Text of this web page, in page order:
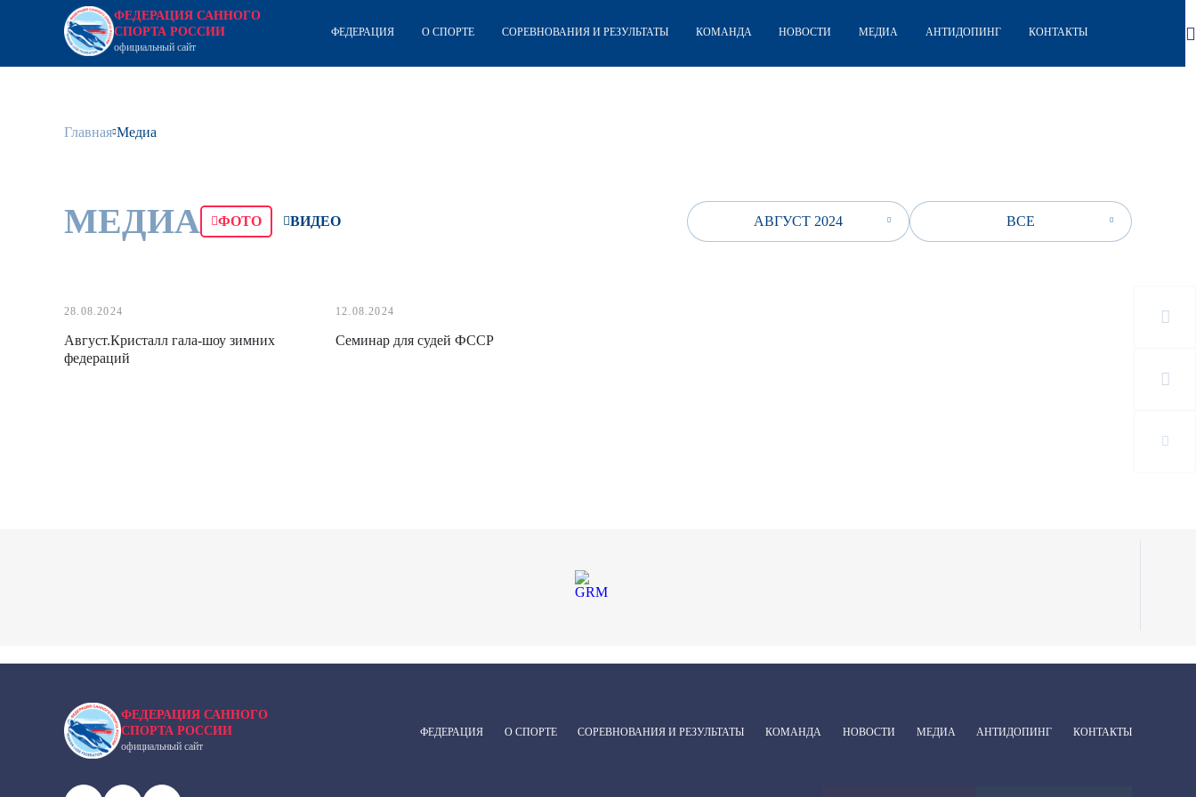
ФЕДЕРАЦИЯ САННОГО
СПОРТА РОССИИ
официальный сайт
ФЕДЕРАЦИЯ О СПОРТЕ СОРЕВНОВАНИЯ И РЕЗУЛЬТАТЫ КОМАНДА НОВОСТИ МЕДИА АНТИДОПИНГ КОНТАКТЫ
Главная Медиа
МЕДИА ФОТО ВИДЕО АВГУСТ 2024 ВСЕ
28.08.2024
Август.Кристалл гала-шоу зимних
федераций
12.08.2024
Семинар для судей ФССР
ФЕДЕРАЦИЯ САННОГО
СПОРТА РОССИИ
официальный сайт
ФЕДЕРАЦИЯ О СПОРТЕ СОРЕВНОВАНИЯ И РЕЗУЛЬТАТЫ КОМАНДА НОВОСТИ МЕДИА АНТИДОПИНГ КОНТАКТЫ